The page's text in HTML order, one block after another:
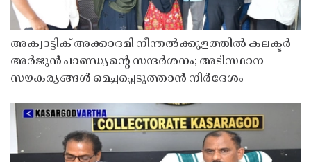
അക്വാട്ടിക് അക്കാദമി നീന്തൽക്കുളത്തിൽ കലക്ടർ
അർജുൻ പാണ്ഡ്യൻ്റെ സന്ദർശനം; അടിസ്ഥാന
സൗകര്യങ്ങൾ മെച്ചപ്പെടുത്താൻ നിർദേശം